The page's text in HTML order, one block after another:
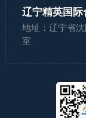
辽宁精英国际
地址：辽宁省
室